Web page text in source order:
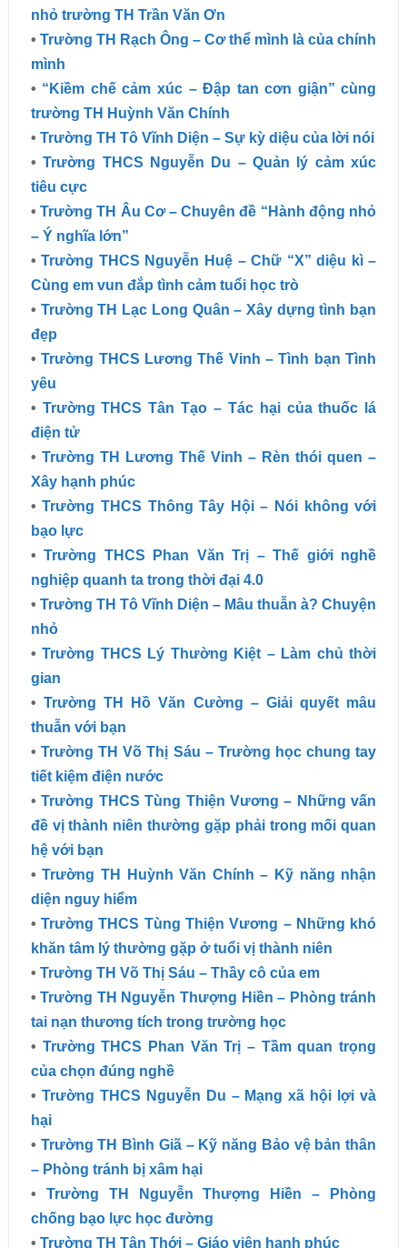
nhỏ trường TH Trần Văn Ơn
• Trường TH Rạch Ông – Cơ thể mình là của chính
mình
• “Kiềm chế cảm xúc – Đập tan cơn giận” cùng
trường TH Huỳnh Văn Chính
• Trường TH Tô Vĩnh Diện – Sự kỳ diệu của lời nói
•Trường THCS Nguyễn Du – Quản lý cảm xúc
tiêu cực
•Trường TH Âu Cơ – Chuyên đề “Hành động nhỏ
– Ý nghĩa lớn”
•Trường THCS Nguyễn Huệ – Chữ “X” diệu kì –
Cùng em vun đắp tình cảm tuổi học trò
• Trường TH Lạc Long Quân – Xây dựng tình bạn
đẹp
•Trường THCS Lương Thế Vinh – Tình bạn Tình
yêu
• Trường THCS Tân Tạo – Tác hại của thuốc lá
điện tử
• Trường TH Lương Thế Vinh – Rèn thói quen –
Xây hạnh phúc
•Trường THCS Thông Tây Hội – Nói không với
bạo lực
•Trường THCS Phan Văn Trị – Thế giới nghề
nghiệp quanh ta trong thời đại 4.0
• Trường TH Tô Vĩnh Diện – Mâu thuẫn à? Chuyện
nhỏ
•Trường THCS Lý Thường Kiệt – Làm chủ thời
gian
• Trường TH Hồ Văn Cường – Giải quyết mâu
thuẫn với bạn
• Trường TH Võ Thị Sáu – Trường học chung tay
tiết kiệm điện nước
•Trường THCS Tùng Thiện Vương – Những vấn
đề vị thành niên thường gặp phải trong mối quan
hệ với bạn
•Trường TH Huỳnh Văn Chính – Kỹ năng nhận
diện nguy hiểm
•Trường THCS Tùng Thiện Vương – Những khó
khăn tâm lý thường gặp ở tuổi vị thành niên
• Trường TH Võ Thị Sáu – Thầy cô của em
•Trường TH Nguyễn Thượng Hiền – Phòng tránh
tai nạn thương tích trong trường học
• Trường THCS Phan Văn Trị – Tầm quan trọng
của chọn đúng nghề
• Trường THCS Nguyễn Du – Mạng xã hội lợi và
hại
• Trường TH Bình Giã – Kỹ năng Bảo vệ bản thân
– Phòng tránh bị xâm hại
•
Trường TH Nguyễn Thượng Hiền – Phòng
chống bạo lực học đường
• Trường TH Tân Thới – Giáo viên hạnh phúc